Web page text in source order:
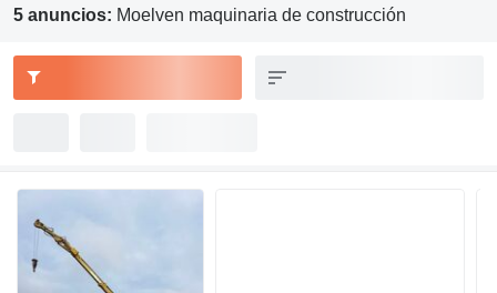
5 anuncios: Moelven maquinaria de construcción